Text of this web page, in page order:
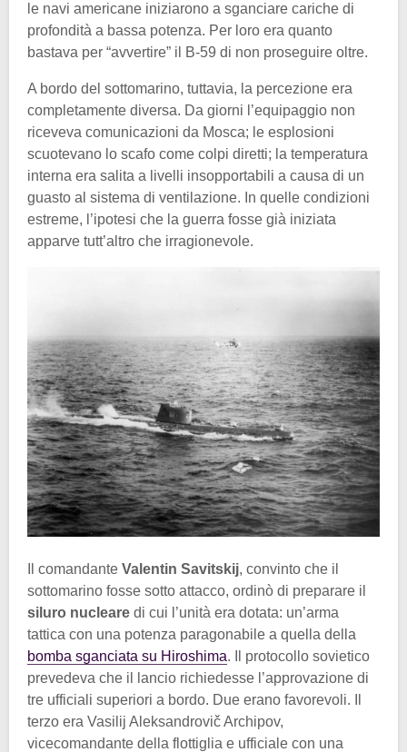
le navi americane iniziarono a sganciare cariche di
profondità a bassa potenza. Per loro era quanto
bastava per “avvertire” il B-59 di non proseguire oltre.
A bordo del sottomarino, tuttavia, la percezione era
completamente diversa. Da giorni l’equipaggio non
riceveva comunicazioni da Mosca; le esplosioni
scuotevano lo scafo come colpi diretti; la temperatura
interna era salita a livelli insopportabili a causa di un
guasto al sistema di ventilazione. In quelle condizioni
estreme, l’ipotesi che la guerra fosse già iniziata
apparve tutt’altro che irragionevole.
Il comandante Valentin Savitskij, convinto che il
sottomarino fosse sotto attacco, ordinò di preparare il
siluro nucleare di cui l’unità era dotata: un’arma
tattica con una potenza paragonabile a quella della
bomba sganciata su Hiroshima. Il protocollo sovietico
prevedeva che il lancio richiedesse l’approvazione di
tre ufficiali superiori a bordo. Due erano favorevoli. Il
terzo era Vasilij Aleksandrovič Archipov,
vicecomandante della flottiglia e ufficiale con una